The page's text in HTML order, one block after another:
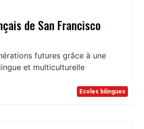
de San Francisco
futures grâce à une
et multiculturelle
Ecoles bilingues